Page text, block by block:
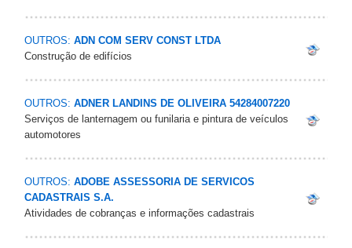
OUTROS: ADN COM SERV CONST LTDA
Construção de edifícios
OUTROS: ADNER LANDINS DE OLIVEIRA 54284007220
Serviços de lanternagem ou funilaria e pintura de veículos
automotores
OUTROS: ADOBE ASSESSORIA DE SERVICOS
CADASTRAIS S.A.
Atividades de cobranças e informações cadastrais